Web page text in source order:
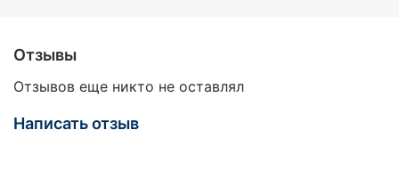
Отзывы
Отзывов еще никто не оставлял
Написать отзыв